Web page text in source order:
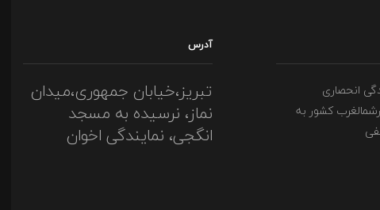
انحصاری
کشور به
آدرس
تبریز،خیابان جمهوری،میدان
نماز، نرسیده به مسجد
انگجی، نمایندگی اخوان